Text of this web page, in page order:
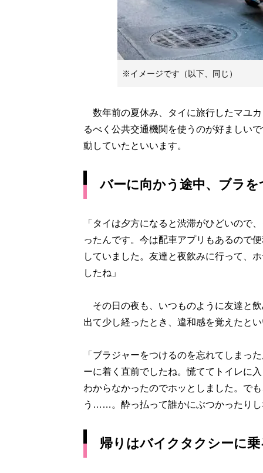
※イメージです（以下、同じ）
数年前の夏休み、タイに旅行したマユ
るべく公共交通機関を使うのが好ましい
動していたといいます。
バーに向かう途中、ブラ
「タイは夕方になると渋滞がひどいので
ったんです。今は配車アプリもあるので
していました。友達と夜飲みに行って、
したね」
その日の夜も、いつものように友達と
出て少し経ったとき、違和感を覚えたと
「ブラジャーをつけるのを忘れてしまっ
ーに着く直前でしたね。慌ててトイレに
わからなかったのでホッとしました。で
う……。酔っ払って誰かにぶつかったり
帰りはバイクタクシーに